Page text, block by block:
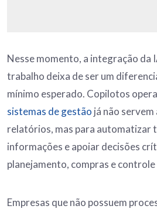
Nesse momento, a integração da
trabalho deixa de ser um
mínimo esperado. Copilotos
sistemas de gestão já não
relatórios, mas para automatizar
informações e apoiar decisões
planejamento, compras e controle
Empresas que não possuem